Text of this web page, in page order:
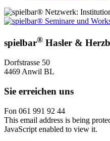
spielbar® Hasler &
Dorfstrasse 50
4469 Anwil BL
Sie erreichen uns
Fon 061 991 92 44
This email address is being
JavaScript enabled to view it.